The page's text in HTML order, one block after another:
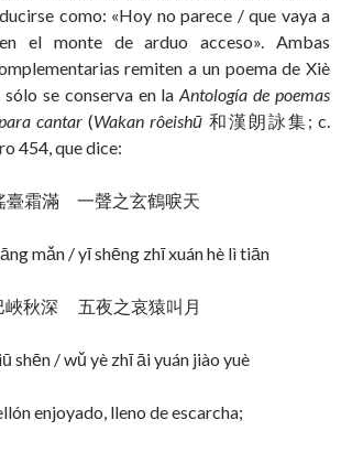
como: «Hoy no parece / que vaya a
el monte de arduo acceso». Ambas
remiten a un poema de Xiè
se conserva en laAntología de poemas
cantar (Wakan rôeishū 和漢朗詠集; c.
454, que dice:
臺霜滿 一聲之玄鶴唳天
mǎn / yī shēng zhī xuán hè lì tiān
峽秋深 五夜之哀猿叫月
shēn / wǔ yè zhī āi yuán jiào yuè
enjoyado, lleno de escarcha;